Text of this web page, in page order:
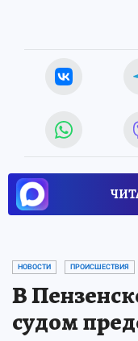
НОВОСТИ ПРОИСШЕСТВИЯ
В
судом